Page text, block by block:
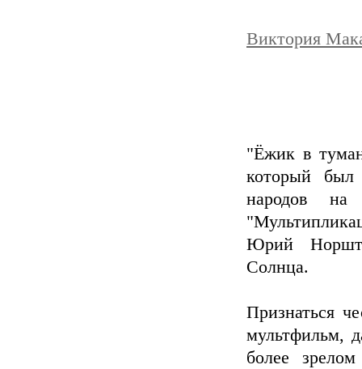
Виктория
"Ёжик в
который
народов
Юрий
Солнца.
Признаться
мультфильм,
более